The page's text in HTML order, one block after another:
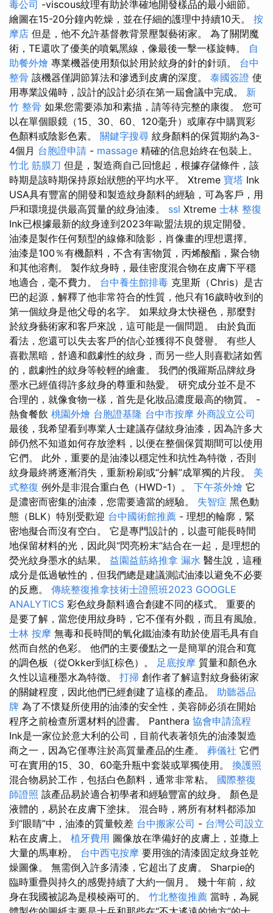
毒公司 -viscous紋理有助於準確地開發樣品的最小細節。
繪圖在15-20分鐘內乾燥，並在仔細的護理中持續10天。 按
摩店 但是，他不允許基督教背景壓製藝術家。 為了關閉魔
術，TE還吹了優美的噴氣黑線，像最後一擊一樣旋轉。 自
助餐外燴 專業機器使用類似於用於紋身的針的針頭。 台中
整骨 該機器僅調節算法和滲透到皮膚的深度。 泰國簽證 使
用專業設備時，設計的設計必須在第一屆會議中完成。 新
竹 整骨 如果您需要添加和素描，請等待完整的康復。 您可
以在單個眼鏡（15、30、60、120毫升）或庫存中購買彩
色顏料或陰影色素。 關鍵字搜尋 紋身顏料的保質期約為3-
4個月 台胞證申請 - massage 精確的信息始終在包裝上。
竹北 筋膜刀 但是，製造商自己回憶起，根據存儲條件，該
時期是該時期保持原始狀態的平均水平。 Xtreme 寶塔 Ink
USA具有豐富的開發和製造紋身顏料的經驗，可為客戶，用
戶和環境提供最高質量的紋身油漆。 ssl Xtreme 士林 整復
Ink已根據最新的紋身達到2023年歐盟法規的規定開發。
油漆是製作任何類型的線條和陰影，肖像畫的理想選擇。
油漆是100％有機顏料，不含有害物質，丙烯酸酯，聚合物
和其他溶劑。 製作紋身時，最佳密度混合物在皮膚下平穩
地適合，毫不費力。 台中養生館排毒 克里斯（Chris）是古
巴的起源，解釋了他非常符合的性質，他只有16歲時收到的
第一個紋身是他父母的名字。 如果紋身太快褪色，那麼對
於紋身藝術家和客戶來說，這可能是一個問題。 由於負面
看法，您還可以失去客戶的信心並獲得不良聲譽。 有些人
喜歡黑暗，舒適和戲劇性的紋身，而另一些人則喜歡諸如舊
的，戲劇性的紋身等較輕的繪畫。 我們的俄羅斯品牌紋身
墨水已經值得許多紋身的尊重和熱愛。 研究成分並不是不
合理的，就像食物一樣，首先是化妝品濃度最高的物質。 -
熱食餐飲 桃園外燴 台胞證基隆 台中市按摩 外商設立公司
最後，我希望看到專業人士建議存儲紋身油漆，因為許多大
師仍然不知道如何存放塗料，以便在整個保質期間可以使用
它們。 此外，重要的是油漆以穩定性和抗性為特徵，否則
紋身最終將逐漸消失，重新粉刷或“分解”成單獨的片段。 美
式整復 例外是非混合重白色（HWD-1）。 下午茶外燴 它
是濃密而密集的油漆，您需要適當的經驗。 失智症 黑色動
態（BLK）特別受歡迎 台中國術館推薦 - 理想的輪廓，緊
密地擬合而沒有空白。 它是專門設計的，以盡可能長時間
地保留材料的光，因此與“閃亮粉末”結合在一起，是理想的
熒光紋身墨水的結果。 益園益筋絡推拿 漏水 醫生說，這種
成分是低過敏性的，但我們總是建議測試油漆以避免不必要
的反應。 傳統整復推拿技術士證照班2023 GOOGLE
ANALYTICS 彩色紋身顏料適合創建不同的樣式。 重要的
是要了解，當您使用紋身時，它不僅有外觀，而且有風險。
士林 按摩 無毒和長時間的氧化鐵油漆有助於使眉毛具有自
然而自然的色彩。 他們的主要優點之一是簡單的混合和寬
的調色板（從Okker到紅棕色）。 足底按摩 質量和顏色永
久性以這種墨水為特徵。 打掃 創作者了解這對紋身藝術家
的關鍵程度，因此他們已經創建了這樣的產品。 助聽器品
牌 為了不懷疑所使用的油漆的安全性，美容師必須在開始
程序之前檢查所選材料的證書。 Panthera 協會申請流程
Ink是一家位於意大利的公司，目前代表著領先的油漆製造
商之一，因為它僅專注於高質量產品的生產。 葬儀社 它們
可在實用的15、30、60毫升瓶中套裝或單獨使用。 換護照
混合物易於工作，包括白色顏料，通常非常粘。 國際整復
師證照 該產品易於適合初學者和經驗豐富的紋身。 顏色是
液體的，易於在皮膚下塗抹。 混合時，將所有材料都添加
到“眼睛”中，油漆的質量較差 台中搬家公司 - 台灣公司設立
粘在皮膚上。 植牙費用 圖像放在準備好的皮膚上，並撒上
大量的馬車粉。 台中西屯按摩 要用強的清漆固定紋身並乾
燥圖像。 無需倒入許多清漆，它超出了皮膚。 Sharpie的
臨時重疊與持久的感覺持續了大約一個月。 幾十年前，紋
身在我國被認為是模棱兩可的。 竹北整復推薦 當時，為屍